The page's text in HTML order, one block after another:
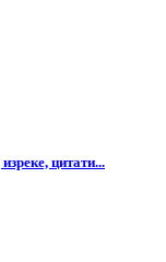
цитати...